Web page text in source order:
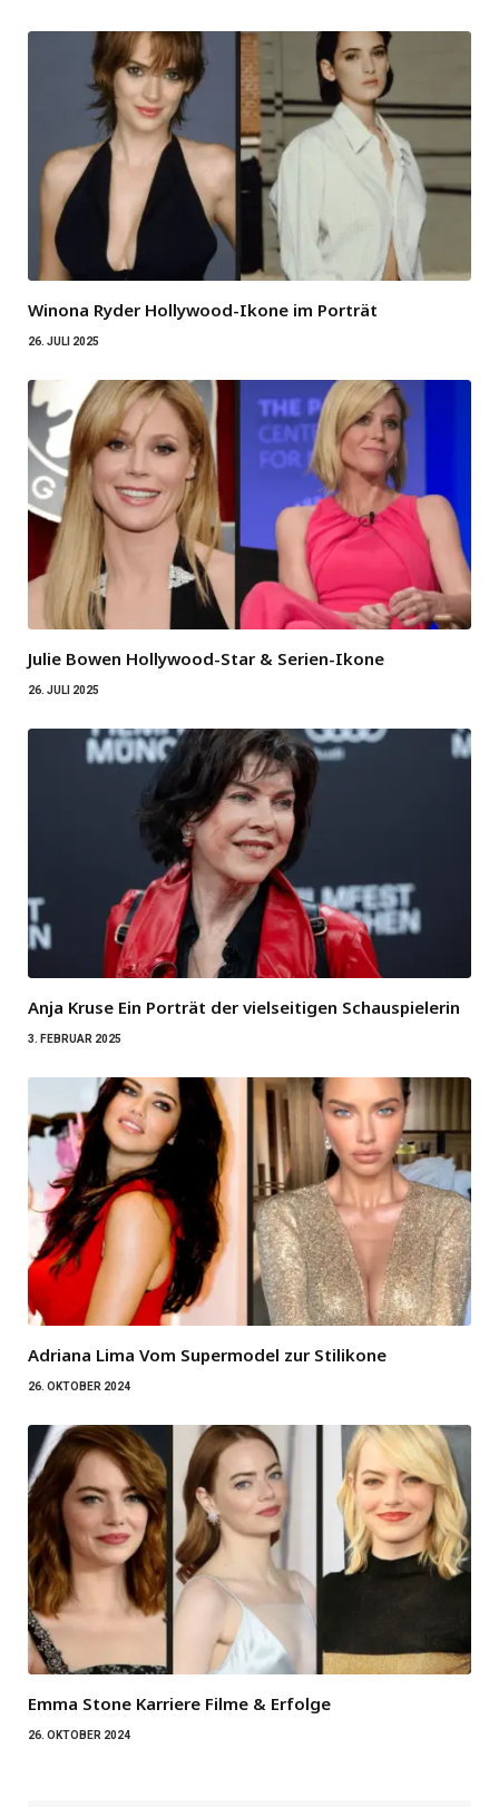
Winona Ryder Hollywood-Ikone im Porträt
26. JULI 2025
Julie Bowen Hollywood-Star & Serien-Ikone
26. JULI 2025
Anja Kruse Ein Porträt der vielseitigen Schauspielerin
3. FEBRUAR 2025
Adriana Lima Vom Supermodel zur Stilikone
26. OKTOBER 2024
Emma Stone Karriere Filme & Erfolge
26. OKTOBER 2024